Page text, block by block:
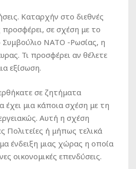
Καταρχήν στο διεθνές
σε σχέση με το
ΝΑΤΟ -Ρωσίας, η
Τι προσφέρει αν θέλετε
εξίσωση.
σε ζητήματα
έχει μια κάποια σχέση με τη
Αυτή η σχέση
Πολιτείες ή μήπως τελικά
ένδειξη μιας χώρας η οποία
οικονομικές επενδύσεις.